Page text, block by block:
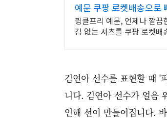
예문 쿠팡 로켓배송으로
링클프리 예문, 언제나 깔
김 없는 셔츠를 쿠팡 로켓배
김연아 선수를 표현할 때 '
니다. 김연아 선수가 얼음
인해 선이 만들어집니다.